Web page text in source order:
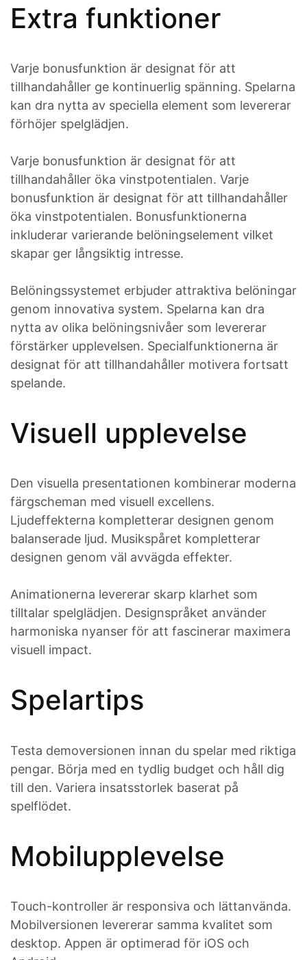
Extra funktioner
Varje bonusfunktion är designat för att
tillhandahåller ge kontinuerlig spänning. Spelarna
kan dra nytta av speciella element som levererar
förhöjer spelglädjen.
Varje bonusfunktion är designat för att
tillhandahåller öka vinstpotentialen. Varje
bonusfunktion är designat för att tillhandahåller
öka vinstpotentialen. Bonusfunktionerna
inkluderar varierande belöningselement vilket
skapar ger långsiktig intresse.
Belöningssystemet erbjuder attraktiva belöningar
genom innovativa system. Spelarna kan dra
nytta av olika belöningsnivåer som levererar
förstärker upplevelsen. Specialfunktionerna är
designat för att tillhandahåller motivera fortsatt
spelande.
Visuell upplevelse
Den visuella presentationen kombinerar moderna
färgscheman med visuell excellens.
Ljudeffekterna kompletterar designen genom
balanserade ljud. Musikspåret kompletterar
designen genom väl avvägda effekter.
Animationerna levererar skarp klarhet som
tilltalar spelglädjen. Designspråket använder
harmoniska nyanser för att fascinerar maximera
visuell impact.
Spelartips
Testa demoversionen innan du spelar med riktiga
pengar. Börja med en tydlig budget och håll dig
till den. Variera insatsstorlek baserat på
spelflödet.
Mobilupplevelse
Touch-kontroller är responsiva och lättanvända.
Mobilversionen levererar samma kvalitet som
desktop. Appen är optimerad för iOS och